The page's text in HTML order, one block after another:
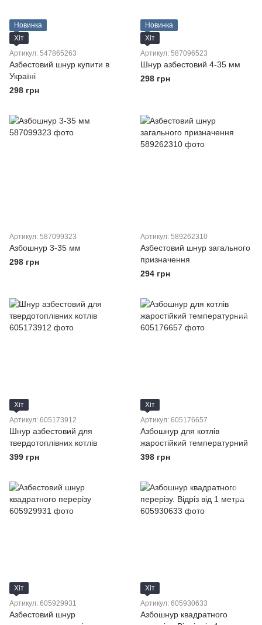
Новинка
Хіт
Артикул: 547865263
Азбестовий шнур купити в
Україні
298 грн
Новинка
Хіт
Артикул: 587096523
Шнур азбестовий 4-35 мм
298 грн
Артикул: 587099323
Азбошнур 3-35 мм
298 грн
Артикул: 589262310
Азбестовий шнур загального
призначення
294 грн
Хіт
Артикул: 605173912
Шнур азбестовий для
твердотоплівних котлів
399 грн
Хіт
Артикул: 605176657
Азбошнур для котлів
жаростійкий температурний
398 грн
Хіт
Артикул: 605929931
Азбестовий шнур
Хіт
Артикул: 605930633
Азбошнур квадратного